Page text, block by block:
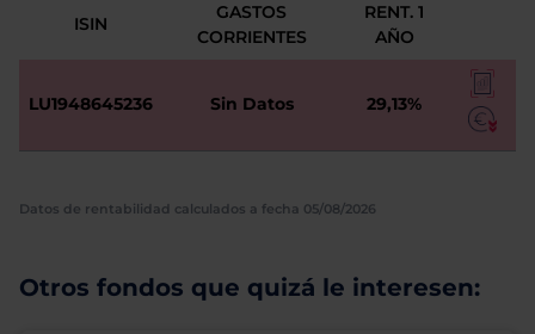
ISIN
GASTOS
CORRIENTES
RENT. 1
AÑO
LU1948645236 Sin Datos 29,13%
Datos de rentabilidad calculados a fecha 05/08/2026
Otros fondos que quizá le interesen: